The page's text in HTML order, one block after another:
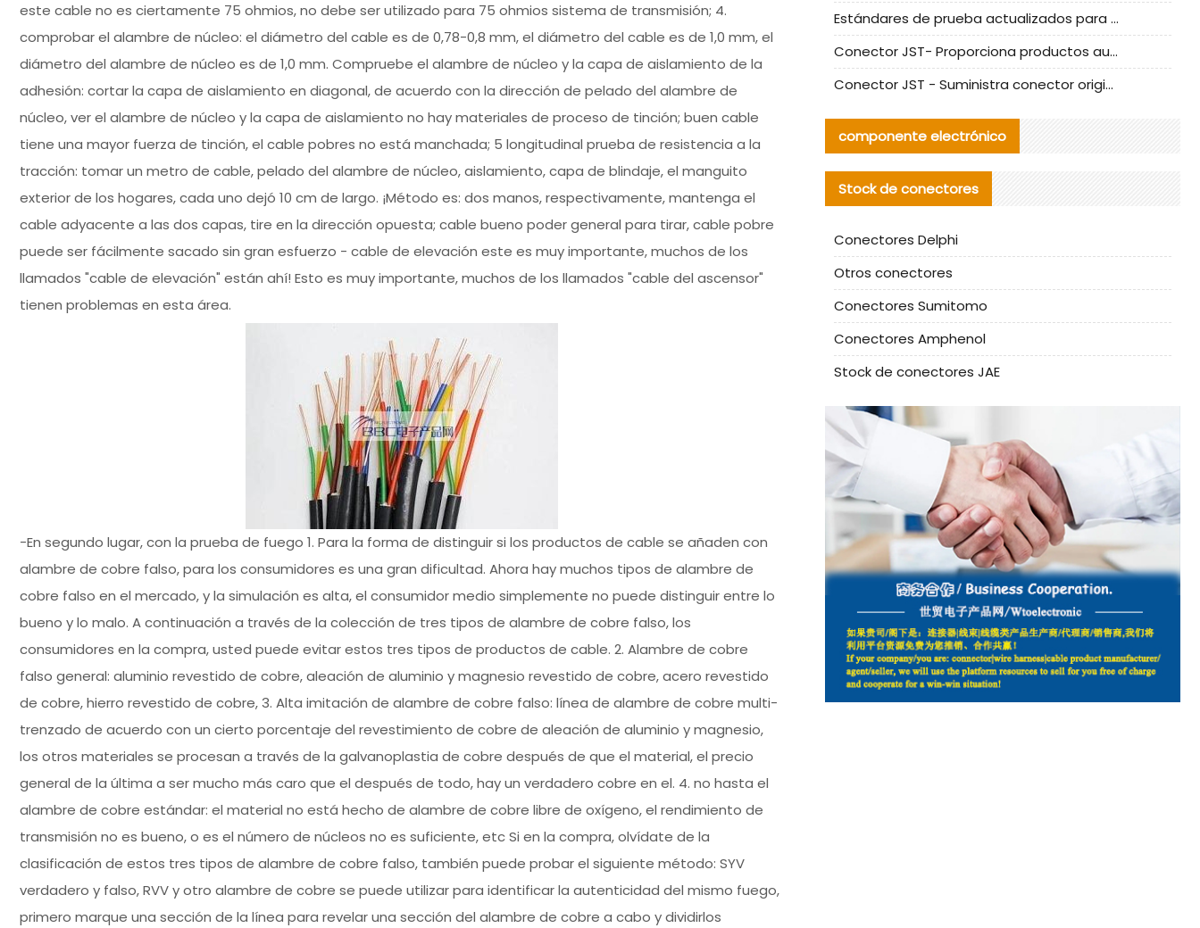
este cable no es ciertamente 75 ohmios, no debe ser utilizado para 75 ohmios sistema de transmisión; 4.
comprobar el alambre de núcleo: el diámetro del cable es de 0,78-0,8 mm, el diámetro del cable es de 1,0 mm, el
diámetro del alambre de núcleo es de 1,0 mm. Compruebe el alambre de núcleo y la capa de aislamiento de la
adhesión: cortar la capa de aislamiento en diagonal, de acuerdo con la dirección de pelado del alambre de
núcleo, ver el alambre de núcleo y la capa de aislamiento no hay materiales de proceso de tinción; buen cable
tiene una mayor fuerza de tinción, el cable pobres no está manchada; 5 longitudinal prueba de resistencia a la
tracción: tomar un metro de cable, pelado del alambre de núcleo, aislamiento, capa de blindaje, el manguito
exterior de los hogares, cada uno dejó 10 cm de largo. ¡Método es: dos manos, respectivamente, mantenga el
cable adyacente a las dos capas, tire en la dirección opuesta; cable bueno poder general para tirar, cable pobre
puede ser fácilmente sacado sin gran esfuerzo - cable de elevación este es muy importante, muchos de los
llamados "cable de elevación" están ahí! Esto es muy importante, muchos de los llamados "cable del ascensor"
tienen problemas en esta área.
-En segundo lugar, con la prueba de fuego 1. Para la forma de distinguir si los productos de cable se añaden con
alambre de cobre falso, para los consumidores es una gran dificultad. Ahora hay muchos tipos de alambre de
cobre falso en el mercado, y la simulación es alta, el consumidor medio simplemente no puede distinguir entre lo
bueno y lo malo. A continuación a través de la colección de tres tipos de alambre de cobre falso, los
consumidores en la compra, usted puede evitar estos tres tipos de productos de cable. 2. Alambre de cobre
falso general: aluminio revestido de cobre, aleación de aluminio y magnesio revestido de cobre, acero revestido
de cobre, hierro revestido de cobre, 3. Alta imitación de alambre de cobre falso: línea de alambre de cobre multi-
trenzado de acuerdo con un cierto porcentaje del revestimiento de cobre de aleación de aluminio y magnesio,
los otros materiales se procesan a través de la galvanoplastia de cobre después de que el material, el precio
general de la última a ser mucho más caro que el después de todo, hay un verdadero cobre en el. 4. no hasta el
alambre de cobre estándar: el material no está hecho de alambre de cobre libre de oxígeno, el rendimiento de
transmisión no es bueno, o es el número de núcleos no es suficiente, etc Si en la compra, olvídate de la
clasificación de estos tres tipos de alambre de cobre falso, también puede probar el siguiente método: SYV
verdadero y falso, RVV y otro alambre de cobre se puede utilizar para identificar la autenticidad del mismo fuego,
primero marque una sección de la línea para revelar una sección del alambre de cobre a cabo y dividirlos
Estándares de prueba actualizados para conectores nacionales bajo la referencia de CLIFF
Conector JST- Proporciona productos auténticos y alternativos del conector JST NSHR-02V-S
Conector JST - Suministra conector original JST GHR-09V-S | productos alternativos
componente electrónico
Stock de conectores
Conectores Delphi
Otros conectores
Conectores Sumitomo
Conectores Amphenol
Stock de conectores JAE